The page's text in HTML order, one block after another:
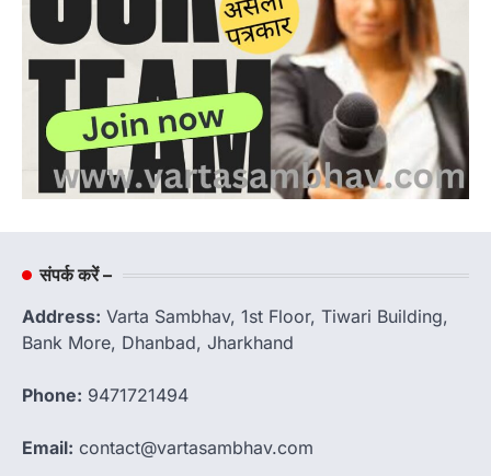
संपर्क करें –
Address: Varta Sambhav, 1st Floor, Tiwari Building,
Bank More, Dhanbad, Jharkhand
Phone: 9471721494
Email: contact@vartasambhav.com